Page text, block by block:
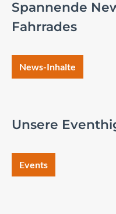
Spannende
Fahrrades
News-Inhalte
Unsere
Events